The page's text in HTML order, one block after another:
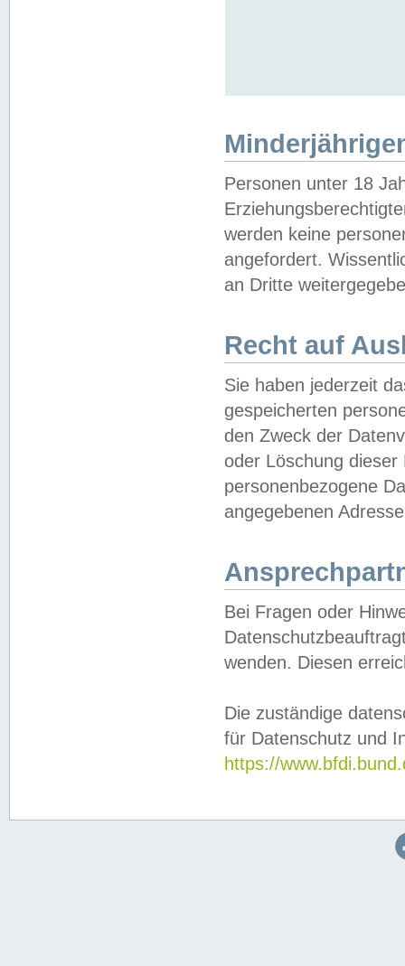
Personen unter 18
werden keine
angefordert.
an Dritte
Recht auf
Sie haben jederzeit
gespeicherten
den Zweck der
oder Löschung
personenbezogene
angegebenen
Bei Fragen oder
wenden. Diesen
Die zuständige
für Datenschutz und
https://